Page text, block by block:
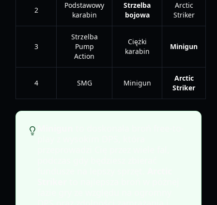
2
Podstawowy
karabin
Strzelba
bojowa
Arctic
Striker
3
Strzelba
Pump
Action
Ciężki
karabin
Minigun
4 SMG Minigun
Arctic
Striker